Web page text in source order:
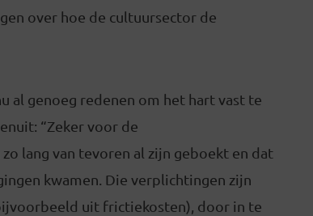
over hoe de cultuursector de
al genoeg redenen om het hart vast te
“Zeker voor de
lang van tevoren al zijn geboekt en dat
kwamen. Die verplichtingen zijn
uit frictiekosten), door in te